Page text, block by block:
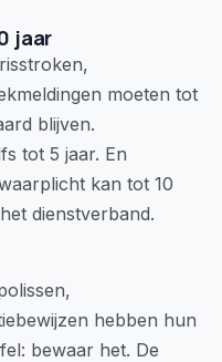
jaar
moeten tot
blijven.
tot 5 jaar. En
kan tot 10
dienstverband.
hebben hun
bewaar het. De